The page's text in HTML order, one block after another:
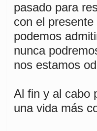
pasado para
con el
podemos
nunca
nos estamos
Al fin y al cabo
una vida más